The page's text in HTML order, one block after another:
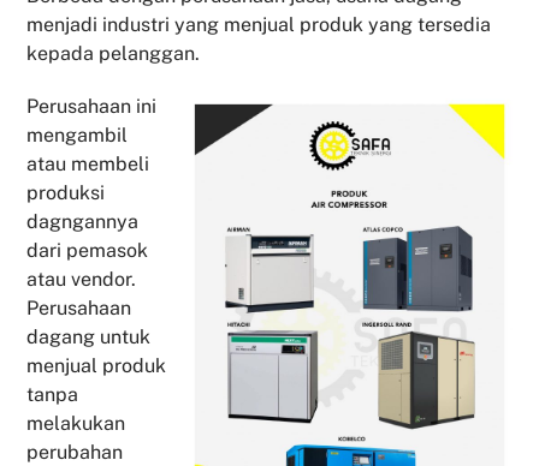
menjadi industri yang menjual produk yang tersedia
kepada pelanggan.
Perusahaan ini
mengambil
atau membeli
produksi
dagngannya
dari pemasok
atau vendor.
Perusahaan
dagang untuk
menjual produk
tanpa
melakukan
perubahan